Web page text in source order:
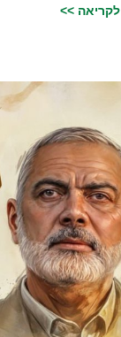
לקריאה >>